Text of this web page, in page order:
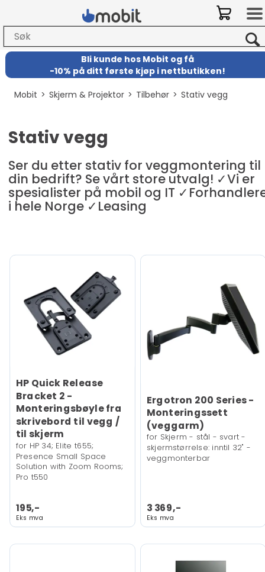
Bli kunde hos Mobit og få
-10% på ditt første kjøp i nettbutikken!
Mobit>Skjerm & Projektor>Tilbehør>Stativ vegg
Stativ vegg
Ser du etter stativ for veggmontering til
din bedrift? Se vårt store utvalg! ✓Vi er
spesialister på mobil og IT
i hele Norge ✓Leasing
HP Quick Release
Bracket 2 -
Monteringsbøyle fra
skrivebord til vegg /
til skjerm
for HP 34; Elite t655;
Presence Small Space
Solution with Zoom Rooms;
Pro t550
195,-
Eks mva
Ergotron 200 Series -
Monteringssett
(veggarm)
for Skjerm - stål - svart -
skjermstørrelse: inntil 32" -
veggmonterbar
3 369,-
Eks mva